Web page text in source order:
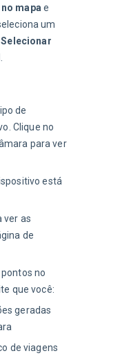
mapa e
um
Selecionar
.
de
Clique no
para ver
está
ver as
de
no
que você:
geradas
de viagens